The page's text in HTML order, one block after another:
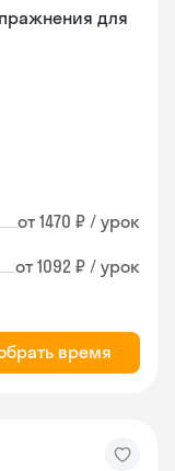
для
от 1470 ₽ / урок
от 1092 ₽ / урок
время